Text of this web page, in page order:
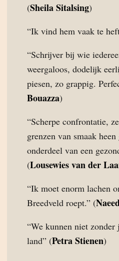
(Sheila Sitalsing)
“Ik vind hem vaak te
“Schrijver bij wie
weergaloos, dodelijk
piesen, zo grappig.
Bouazza)
“Scherpe confrontatie,
grenzen van smaak
onderdeel van een
(Lousewies van der
“Ik moet enorm lachen
Breedveld roept.” (
“We kunnen niet
land” (Petra Stienen)